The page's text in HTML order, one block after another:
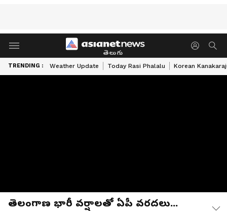
తెలుగు
TRENDING : Weather Update Today Rasi Phalalu Korean
తెలంగాణ భారీ వర్షాలతో ఏపీ వరదలు...